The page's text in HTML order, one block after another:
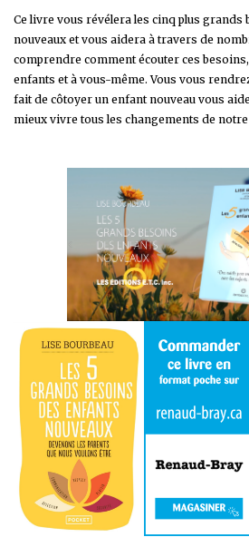
Ce livre vous révélera les cinq plus grands
nouveaux et vous aidera à travers de
comprendre comment écouter ces
enfants et à vous-même. Vous vous
fait de côtoyer un enfant nouveau vous
mieux vivre tous les changements de notre